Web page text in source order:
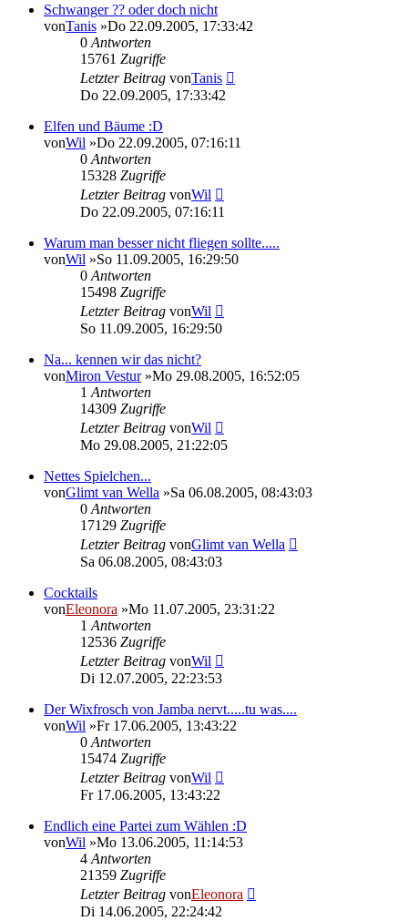
Schwanger ?? oder doch nicht
vonTanis »Do 22.09.2005, 17:33:42
0 Antworten
15761 Zugriffe
Letzter Beitrag vonTanis
Do 22.09.2005, 17:33:42
Elfen und Bäume :D
vonWil »Do 22.09.2005, 07:16:11
0 Antworten
15328 Zugriffe
Letzter Beitrag vonWil
Do 22.09.2005, 07:16:11
Warum man besser nicht fliegen sollte.....
vonWil »So 11.09.2005, 16:29:50
0 Antworten
15498 Zugriffe
Letzter Beitrag vonWil
So 11.09.2005, 16:29:50
Na... kennen wir das nicht?
vonMiron Vestur»Mo 29.08.2005, 16:52:05
1 Antworten
14309 Zugriffe
Letzter Beitrag vonWil
Mo 29.08.2005, 21:22:05
Nettes Spielchen...
vonGlimt van Wella »Sa 06.08.2005, 08:43:03
0 Antworten
17129 Zugriffe
Letzter Beitrag vonGlimt van Wella
Sa 06.08.2005, 08:43:03
Cocktails
vonEleonora »Mo 11.07.2005, 23:31:22
1 Antworten
12536 Zugriffe
Letzter Beitrag vonWil
Di 12.07.2005, 22:23:53
Der Wixfrosch von Jamba nervt.....tu was....
vonWil »Fr 17.06.2005, 13:43:22
0 Antworten
15474 Zugriffe
Letzter Beitrag vonWil
Fr 17.06.2005, 13:43:22
Endlich eine Partei zum Wählen :D
vonWil »Mo 13.06.2005, 11:14:53
4 Antworten
21359 Zugriffe
Letzter Beitrag vonEleonora
Di 14.06.2005, 22:24:42